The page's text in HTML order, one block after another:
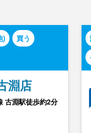
)
買う
淵店
古淵駅徒歩約2分